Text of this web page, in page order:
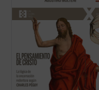
sobre la «teología» de Charles Péguy se
han centrado solamente en algunos
aspectos específicos de la reflexión
cristiana, pero no han indagado sobre
cómo el escritor supo reconocer el
pensamiento de ...
(ver ficha)